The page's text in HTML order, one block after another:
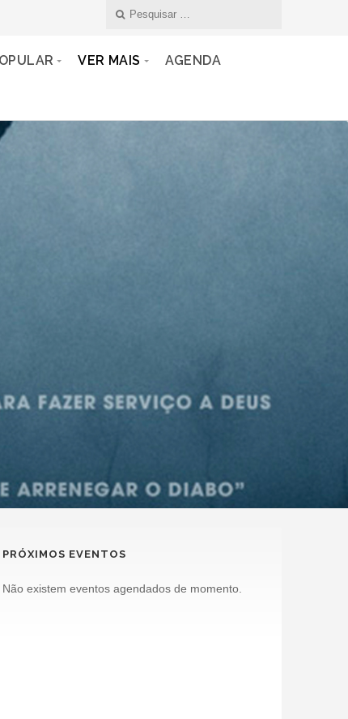
VER MAIS
AGENDA
PRÓXIMOS EVENTOS
Não existem eventos agendados de momento.